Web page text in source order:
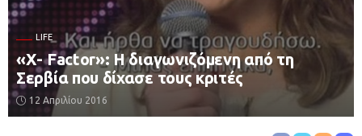
LIFE
«Χ- Factor»: Η διαγωνιζόμενη από τη
Σερβία που δίχασε τους κριτές
12 Απριλίου 2016